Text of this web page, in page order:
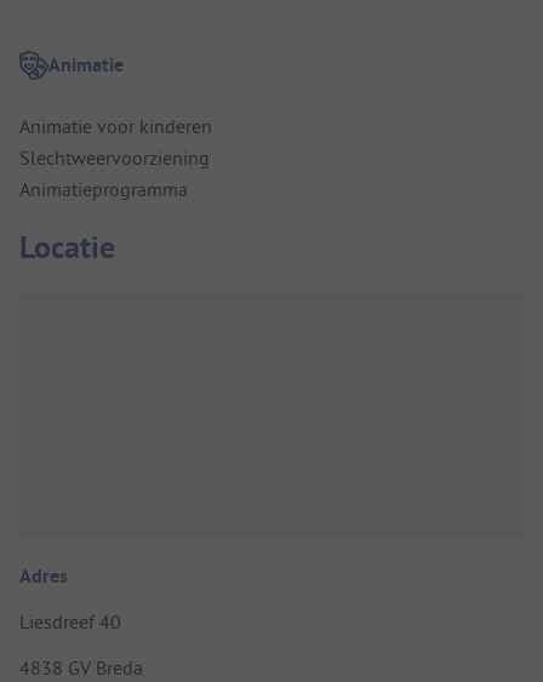
Animatie
Animatie voor kinderen
Slechtweervoorziening
Animatieprogramma
Locatie
Adres
Liesdreef 40
4838 GV Breda